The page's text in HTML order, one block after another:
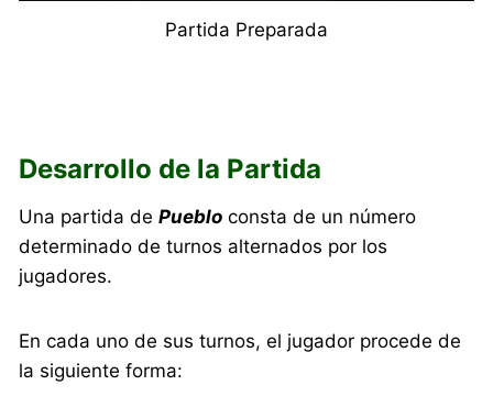
Partida Preparada
Desarrollo de la Partida
Una partida dePueblo consta de un número
determinado de turnos alternados por los
jugadores.
En cada uno de sus turnos, el jugador procede de
la siguiente forma: